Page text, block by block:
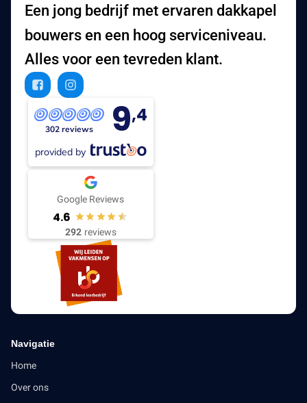
Een jong bedrijf met ervaren dakkapel
bouwers en een hoog serviceniveau.
Alles voor een tevreden klant.
302 reviews 9,4
provided by
Google Reviews
4.6
292 reviews
Navigatie
Home
Over ons